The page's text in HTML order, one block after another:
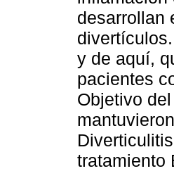
desarrollan
y de aquí,
pacientes
Objetivo
tratamiento